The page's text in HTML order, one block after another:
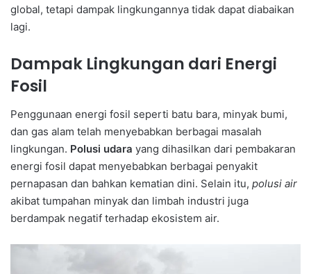
global, tetapi dampak lingkungannya tidak dapat diabaikan
lagi.
Dampak Lingkungan dari Energi
Fosil
Penggunaan energi fosil seperti batu bara, minyak bumi,
dan gas alam telah menyebabkan berbagai masalah
lingkungan. Polusi udara yang dihasilkan dari pembakaran
energi fosil dapat menyebabkan berbagai penyakit
pernapasan dan bahkan kematian dini. Selain itu, polusi air
akibat tumpahan minyak dan limbah industri juga
berdampak negatif terhadap ekosistem air.